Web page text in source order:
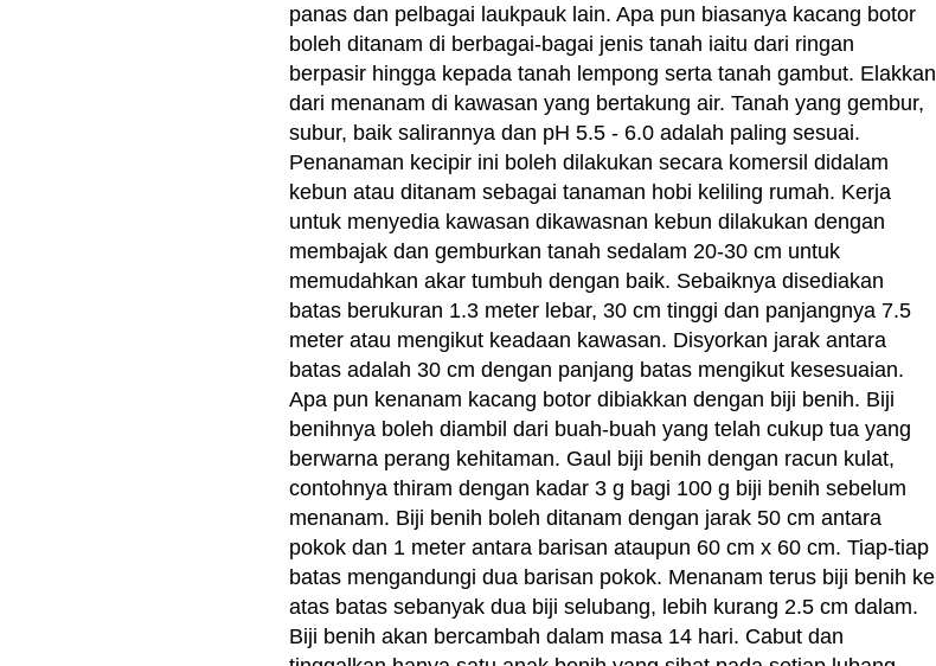
panas dan pelbagai laukpauk lain. Apa pun biasanya kacang botor
boleh ditanam di berbagai-bagai jenis tanah iaitu dari ringan
berpasir hingga kepada tanah lempong serta tanah gambut. Elakkan
dari menanam di kawasan yang bertakung air. Tanah yang gembur,
subur, baik salirannya dan pH 5.5 - 6.0 adalah paling sesuai.
Penanaman kecipir ini boleh dilakukan secara komersil didalam
kebun atau ditanam sebagai tanaman hobi keliling rumah. Kerja
untuk menyedia kawasan dikawasnan kebun dilakukan dengan
membajak dan gemburkan tanah sedalam 20-30 cm untuk
memudahkan akar tumbuh dengan baik. Sebaiknya disediakan
batas berukuran 1.3 meter lebar, 30 cm tinggi dan panjangnya 7.5
meter atau mengikut keadaan kawasan. Disyorkan jarak antara
batas adalah 30 cm dengan panjang batas mengikut kesesuaian.
Apa pun kenanam kacang botor dibiakkan dengan biji benih. Biji
benihnya boleh diambil dari buah-buah yang telah cukup tua yang
berwarna perang kehitaman. Gaul biji benih dengan racun kulat,
contohnya thiram dengan kadar 3 g bagi 100 g biji benih sebelum
menanam. Biji benih boleh ditanam dengan jarak 50 cm antara
pokok dan 1 meter antara barisan ataupun 60 cm x 60 cm. Tiap-tiap
batas mengandungi dua barisan pokok. Menanam terus biji benih ke
atas batas sebanyak dua biji selubang, lebih kurang 2.5 cm dalam.
Biji benih akan bercambah dalam masa 14 hari. Cabut dan